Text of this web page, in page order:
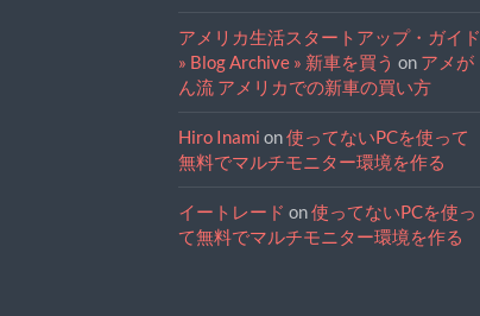
アメリカ生活スタートアップ・ガイド
» Blog Archive » 新車を買う on アメが
ん流 アメリカでの新車の買い方
Hiro Inami on使ってないPCを使って
無料でマルチモニター環境を作る
イートレード on使ってないPCを使っ
て無料でマルチモニター環境を作る